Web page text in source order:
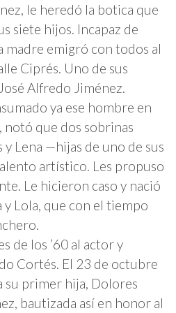
le heredó la botica que
siete hijos. Incapaz de
madre emigró con todos al
Ciprés. Uno de sus
Alfredo Jiménez.
ya ese hombre en
notó que dos sobrinas
Lena —hijas de uno de sus
artístico. Les propuso
Le hicieron caso y nació
Lola, que con el tiempo
de los ’60 al actor y
Cortés. El 23 de octubre
su primer hija, Dolores
bautizada así en honor al